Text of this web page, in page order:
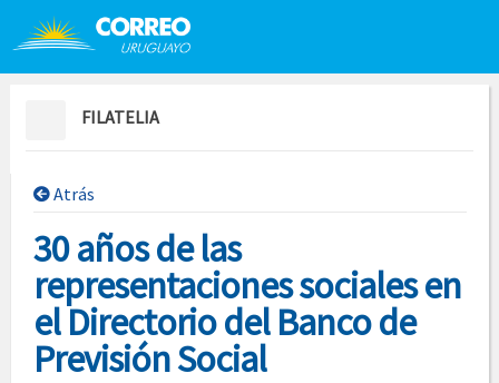
Saltar al contenido
FILATELIA
Atrás
30 años de las
representaciones sociales en
el Directorio del Banco de
Previsión Social